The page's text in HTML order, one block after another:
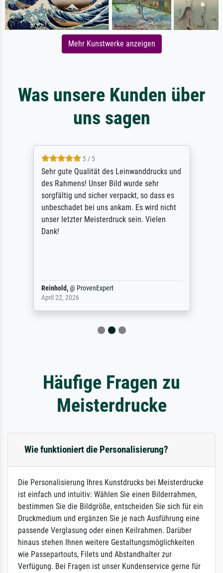
Mehr Kunstwerke anzeigen
Was unsere Kunden über
uns sagen
5 / 5
Sehr gute Qualität des Leinwanddrucks und
des Rahmens! Unser Bild wurde sehr
sorgfältig und sicher verpackt, so dass es
unbeschadet bei uns ankam. Es wird nicht
unser letzter Meisterdruck sein. Vielen
Dank!
Reinhold,@ ProvenExpert
April 22, 2026
Häufige Fragen zu
Meisterdrucke
Wie funktioniert die Personalisierung?
Die Personalisierung Ihres Kunstdrucks bei Meisterdrucke
ist einfach und intuitiv: Wählen Sie einen Bilderrahmen,
bestimmen Sie die Bildgröße, entscheiden Sie sich für ein
Druckmedium und ergänzen Sie je nach Ausführung eine
passende Verglasung oder einen Keilrahmen. Darüber
hinaus stehen Ihnen weitere Gestaltungsmöglichkeiten
wie Passepartouts, Filets und Abstandhalter zur
Verfügung. Bei Fragen ist unser Kundenservice gerne für